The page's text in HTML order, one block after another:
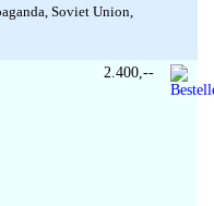
Soviet Union,
2.400,--